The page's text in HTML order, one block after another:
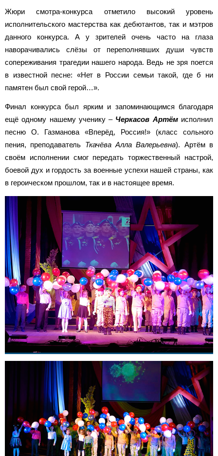
Жюри смотра-конкурса отметило высокий уровень
исполнительского мастерства как дебютантов, так и мэтров
данного конкурса. А у зрителей очень часто на глаза
наворачивались слёзы от переполнявших души чувств
сопереживания трагедии нашего народа. Ведь не зря поется
в известной песне: «Нет в России семьи такой, где б ни
памятен был свой герой…».
Финал конкурса был ярким и запоминающимся благодаря
ещё одному нашему ученику – Черкасов Артёмисполнил
песню О. Газманова «Вперёд, Россия!» (класс сольного
пения, преподаватель Ткачёва Алла Валерьевна). Артём в
своём исполнении смог передать торжественный настрой,
боевой дух и гордость за военные успехи нашей страны, как
в героическом прошлом, так и в настоящее время.